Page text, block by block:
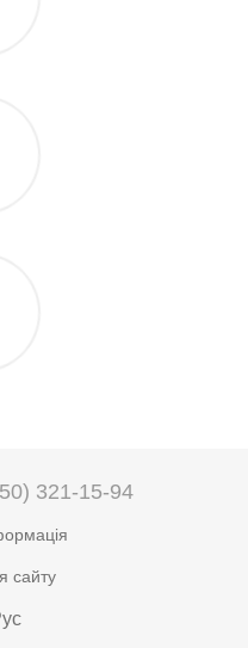
321-15-94
сайту